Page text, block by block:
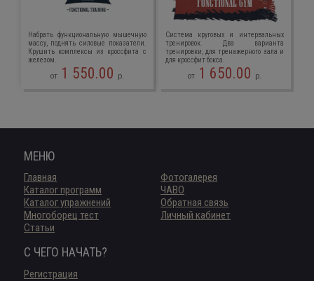
Набрать функциональную мышечную
массу, поднять силовые показатели.
Крушить комплексы из кроссфита с
железом.
от 1 550.00 р.
Система круговых и интервальных
тренировок. Два варианта
тренировки, для тренажерного зала и
для кроссфит бокса.
от 1 650.00 р.
МЕНЮ
Главная
Каталог программ
Каталог упражнений
Многоборец тест
Статьи
Фотогалерея
ЧАВО
Обратная связь
Личный кабинет
С ЧЕГО НАЧАТЬ?
Регистрация